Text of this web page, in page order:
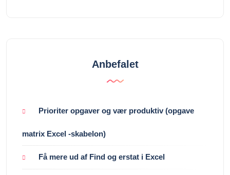
Anbefalet
Prioriter opgaver og vær produktiv (opgave
matrix Excel -skabelon)
Få mere ud af Find og erstat i Excel